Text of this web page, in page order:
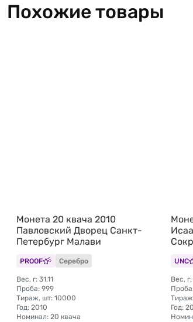
Похожие товары
Монета 20 квача 2010
Павловский Дворец Санкт-
Петербург Малави
PROOF Серебро
Вес, г: 31,11
Проба: 999
Тираж, шт: 10000
Год: 2010
Номинал: 20 квача
UNC
Вес, г:
Год: